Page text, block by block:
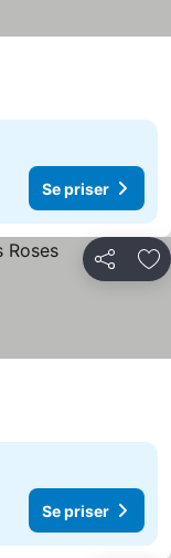
Se priser
Del
Se priser